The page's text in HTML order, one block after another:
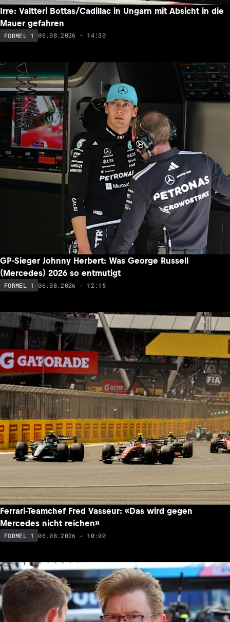
Irre: Valtteri Bottas/Cadillac in Ungarn mit Absicht in die
Mauer gefahren
FORMEL 1 06.08.2026 - 14:30
GP-Sieger Johnny Herbert: Was George Russell
(Mercedes) 2026 so entmutigt
FORMEL 1 06.08.2026 - 12:15
Ferrari-Teamchef Fred Vasseur: «Das wird gegen
Mercedes nicht reichen»
FORMEL 1 06.08.2026 - 10:00